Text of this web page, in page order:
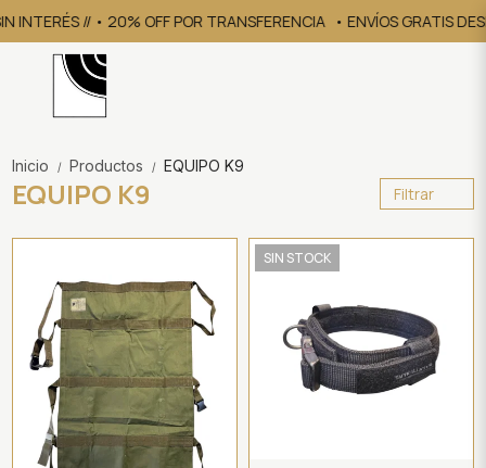
// • 20% OFF POR TRANSFERENCIA • ENVÍOS GRATIS
Inicio / Productos / EQUIPO K9
EQUIPO K9 Filtrar
SIN STOCK